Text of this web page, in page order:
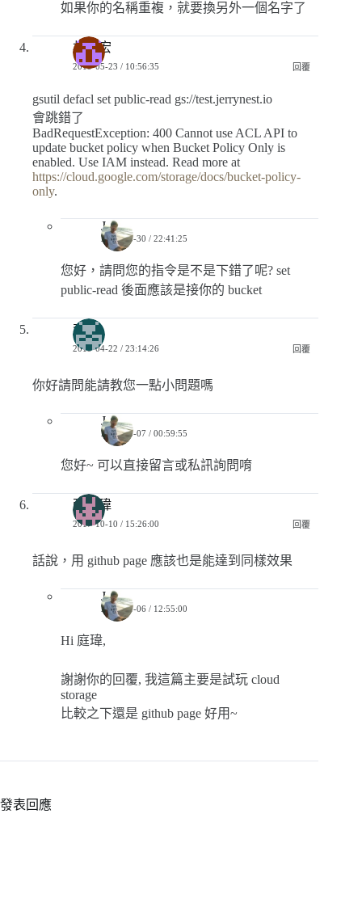
如果你的名稱重複，就要換另外一個名字了
林建宏
2019-05-23 / 10:56:35 回覆
gsutil defacl set public-read gs://test.jerrynest.io
會跳錯了
BadRequestException: 400 Cannot use ACL API to
update bucket policy when Bucket Policy Only is
enabled. Use IAM instead. Read more at
https://cloud.google.com/storage/docs/bucket-policy-
only.
Jerry
2019-05-30 / 22:41:25
您好，請問您的指令是不是下錯了呢? set
public-read 後面應該是接你的 bucket
李桑
2019-04-22 / 23:14:26 回覆
你好請問能請教您一點小問題嗎
Jerry
2019-05-07 / 00:59:55
您好~ 可以直接留言或私訊詢問唷
張庭瑋
2017-10-10 / 15:26:00 回覆
話說，用 github page 應該也是能達到同樣效果
Jerry
2018-01-06 / 12:55:00
Hi 庭瑋,
謝謝你的回覆, 我這篇主要是試玩 cloud
storage
比較之下還是 github page 好用~
發表回應